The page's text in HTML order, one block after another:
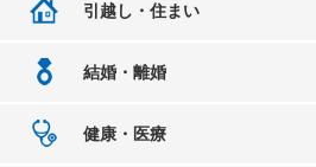
引越し・住まい
結婚・離婚
健康・医療